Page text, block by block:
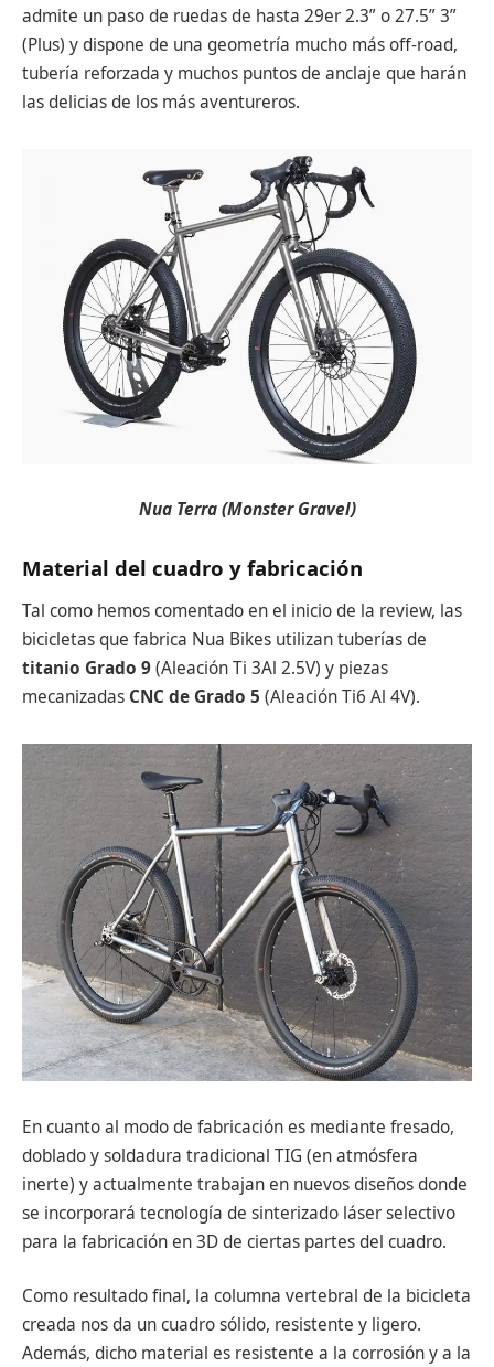
admite un paso de ruedas de hasta 29er 2.3” o 27.5” 3”
(Plus) y dispone de una geometría mucho más off-road,
tubería reforzada y muchos puntos de anclaje que harán
las delicias de los más aventureros.
Nua Terra (Monster Gravel)
Material del cuadro y fabricación
Tal como hemos comentado en el inicio de la review, las
bicicletas que fabrica Nua Bikes utilizan tuberías de
titanio Grado 9(Aleación Ti 3Al 2.5V) y piezas
mecanizadas CNC de Grado 5 (Aleación Ti6 Al 4V).
En cuanto al modo de fabricación es mediante fresado,
doblado y soldadura tradicional TIG (en atmósfera
inerte) y actualmente trabajan en nuevos diseños donde
se incorporará tecnología de sinterizado láser selectivo
para la fabricación en 3D de ciertas partes del cuadro.
Como resultado final, la columna vertebral de la bicicleta
creada nos da un cuadro sólido, resistente y ligero.
Además, dicho material es resistente a la corrosión y a la